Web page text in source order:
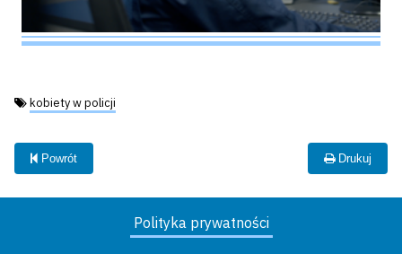
Tagi:
kobiety w policji
Powrót Drukuj
Polityka prywatności